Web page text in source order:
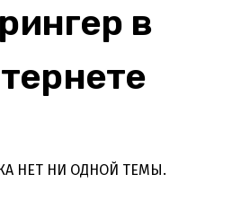
в
НЕТ НИ ОДНОЙ ТЕМЫ.